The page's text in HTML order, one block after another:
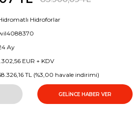
Hidroforlar
Ay
EUR + KDV
TL (%3,00 havale indirimi)
GELİNCE HABER VER